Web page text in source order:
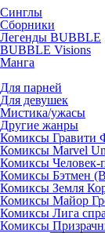
Синглы
Сборники
Легенды BUBBLE
BUBBLE Visions
Манга
Для парней
Для девушек
Мистика/ужасы
Другие жанры
Комиксы Гравити
Комиксы Marvel
Комиксы Человек-
Комиксы Бэтмен
Комиксы Земля
Комиксы Майор
Комиксы Лига
Комиксы